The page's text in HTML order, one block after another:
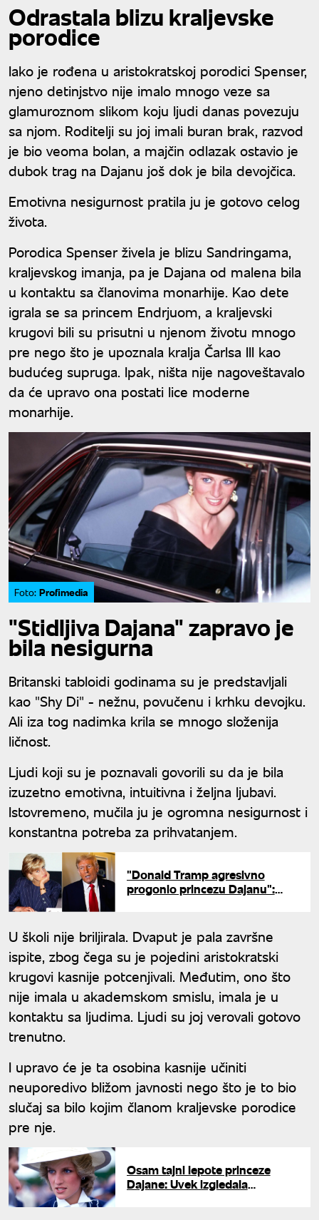
Odrastala blizu kraljevske
porodice
Iako je rođena u aristokratskoj porodici Spenser,
njeno detinjstvo nije imalo mnogo veze sa
glamuroznom slikom koju ljudi danas povezuju
sa njom. Roditelji su joj imali buran brak, razvod
je bio veoma bolan, a majčin odlazak ostavio je
dubok trag na Dajanu još dok je bila devojčica.
Emotivna nesigurnost pratila ju je gotovo celog
života.
Porodica Spenser živela je blizu Sandringama,
kraljevskog imanja, pa je Dajana od malena bila
u kontaktu sa članovima monarhije. Kao dete
igrala se sa princem Endrjuom, a kraljevski
krugovi bili su prisutni u njenom životu mnogo
pre nego što je upoznala kralja Čarlsa III kao
budućeg supruga. Ipak, ništa nije nagoveštavalo
da će upravo ona postati lice moderne
monarhije.
Foto: Profimedia
"Stidljiva Dajana" zapravo je
bila nesigurna
Britanski tabloidi godinama su je predstavljali
kao "Shy Di" - nežnu, povučenu i krhku devojku.
Ali iza tog nadimka krila se mnogo složenija
ličnost.
Ljudi koji su je poznavali govorili su da je bila
izuzetno emotivna, intuitivna i željna ljubavi.
Istovremeno, mučila ju je ogromna nesigurnost i
konstantna potreba za prihvatanjem.
"Donald Tramp agresivno
progonio princezu Dajanu":
U školi nije briljirala. Dvaput je pala završne
ispite, zbog čega su je pojedini aristokratski
krugovi kasnije potcenjivali. Međutim, ono što
nije imala u akademskom smislu, imala je u
kontaktu sa ljudima. Ljudi su joj verovali gotovo
trenutno.
I upravo će je ta osobina kasnije učiniti
neuporedivo bližom javnosti nego što je to bio
slučaj sa bilo kojim članom kraljevske porodice
pre nje.
Osam tajni lepote princeze
Dajane: Uvek izgledala